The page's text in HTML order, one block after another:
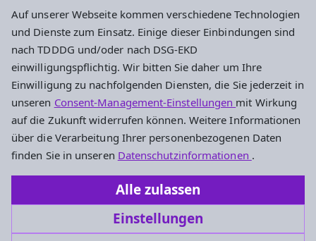
Auf unserer Webseite kommen verschiedene Technologien
und Dienste zum Einsatz. Einige dieser Einbindungen sind
nach TDDDG und/oder nach DSG-EKD
einwilligungspflichtig. Wir bitten Sie daher um Ihre
Einwilligung zu nachfolgenden Diensten, die Sie jederzeit in
unseren Consent-Management-Einstellungen mit Wirkung
auf die Zukunft widerrufen können. Weitere Informationen
über die Verarbeitung Ihrer personenbezogenen Daten
finden Sie in unseren Datenschutzinformationen .
Alle zulassen
Einstellungen
Ev. Kirchengemeinde Nierstein
Mühlgasse 28
55283 Nierstein
Tel.: +49 6133 5687
kirchengemeinde.nierstein@ekhn.de